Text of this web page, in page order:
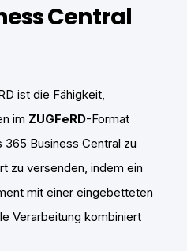
Central
ist die Fähigkeit,
im ZUGFeRD-Format
Business Central zu
zu versenden, indem ein
mit einer eingebetteten
Verarbeitung kombiniert